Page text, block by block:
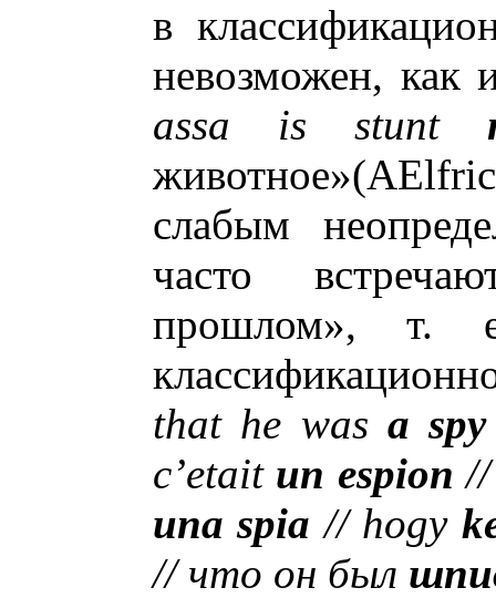
в
невозможен, как
assa is stunt
слабым
часто
прошлом», т.
that he wasa spy
c’etait un espion
una spia // hogy
// что он был